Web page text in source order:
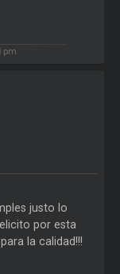
pm
justo lo
por esta
la calidad!!!